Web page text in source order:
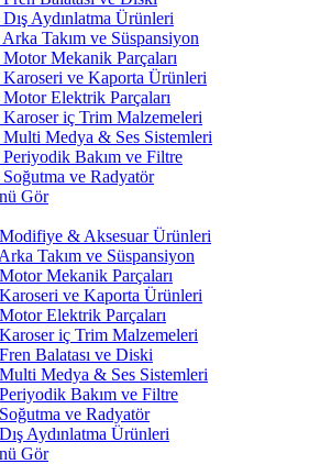
Aydınlatma Ürünleri
Takım ve Süspansiyon
Mekanik Parçaları
Karoseri ve Kaporta Ürünleri
Elektrik Parçaları
Karoser iç Trim Malzemeleri
Multi Medya & Ses Sistemleri
Bakım ve Filtre
ve Radyatör
Gör
& Aksesuar Ürünleri
Takım ve Süspansiyon
Mekanik Parçaları
ve Kaporta Ürünleri
Elektrik Parçaları
iç Trim Malzemeleri
Balatası ve Diski
Medya & Ses Sistemleri
Bakım ve Filtre
ve Radyatör
Aydınlatma Ürünleri
Gör